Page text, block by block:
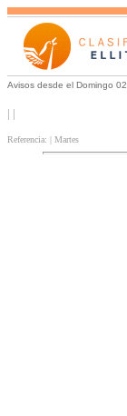
Avisos desde el Domingo
| |
Referencia: | Martes